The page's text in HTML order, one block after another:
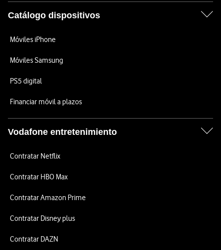
Catálogo dispositivos
Móviles iPhone
Móviles Samsung
PS5 digital
Financiar móvil a plazos
Vodafone entretenimiento
Contratar Netflix
Contratar HBO Max
Contratar Amazon Prime
Contratar Disney plus
Contratar DAZN